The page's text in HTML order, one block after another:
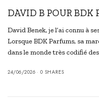
DAVID B POUR BDK
David Benek, je l’ai connu à
Lorsque BDK Parfums, sa
dans le monde très codifié
24/06/2026 0 SHARES